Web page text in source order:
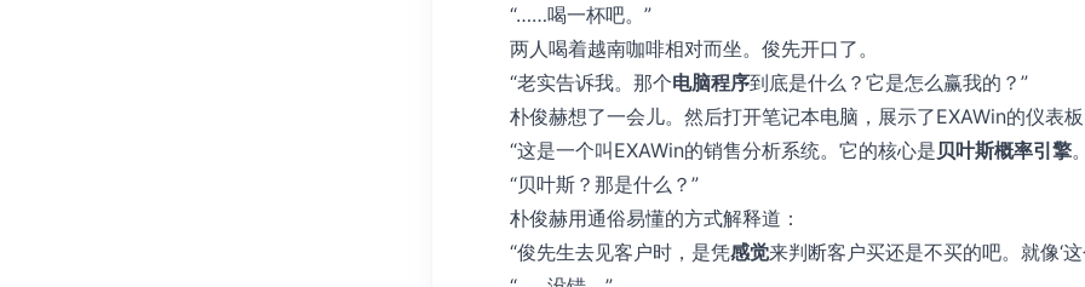
“……喝一杯吧。”
两人喝着越南咖啡相对而坐。俊先开口了。
“老实告诉我。那个电脑程序到底是什么？它是怎么赢我的？”
朴俊赫想了一会儿。然后打开笔记本电脑，展示了EXAWin的仪表板
“这是一个叫EXAWin的销售分析系统。它的核心是 贝叶斯概率引擎
“贝叶斯？那是什么？”
朴俊赫用通俗易懂的方式解释道：
“俊先生去见客户时，是凭感觉来判断客户买还是不买的吧。就像‘